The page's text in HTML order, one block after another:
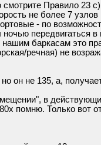
Правило 23
не более 7 узлов
- по
передвигаться
баркасам это
речная) не
он не 135, а,
в
помню. Только вот